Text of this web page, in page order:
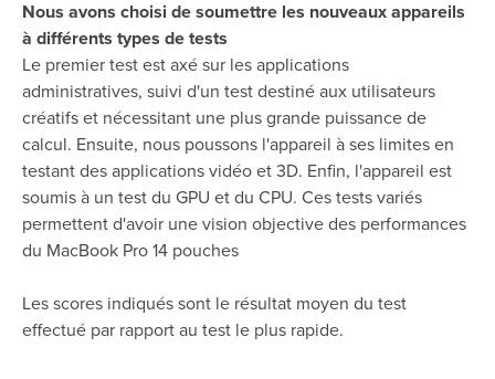
Nous avons choisi de soumettre les nouveaux appareils
à différents types de tests
Le premier test est axé sur les applications
administratives, suivi d'un test destiné aux utilisateurs
créatifs et nécessitant une plus grande puissance de
calcul. Ensuite, nous poussons l'appareil à ses limites en
testant des applications vidéo et 3D. Enfin, l'appareil est
soumis à un test du GPU et du CPU. Ces tests variés
permettent d'avoir une vision objective des performances
du MacBook Pro 14 pouches
Les scores indiqués sont le résultat moyen du test
effectué par rapport au test le plus rapide.